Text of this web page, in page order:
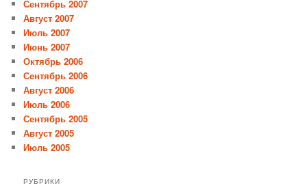
Сентябрь 2007
Август 2007
Июль 2007
Июнь 2007
Октябрь 2006
Сентябрь 2006
Август 2006
Июль 2006
Сентябрь 2005
Август 2005
Июль 2005
РУБРИКИ